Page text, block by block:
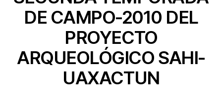
DE CAMPO-2010 DEL
PROYECTO
ARQUEOLÓGICO SAHI-
UAXACTUN